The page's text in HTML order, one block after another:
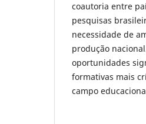
coautoria entre
pesquisas
necessidade de
produção
oportunidades
formativas mais
campo